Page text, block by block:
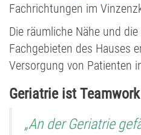
Fachrichtungen im
Die räumliche Nähe und
Fachgebieten des Hauses
Versorgung von Patienten
Geriatrie ist Teamwork
„An der Geriatrie